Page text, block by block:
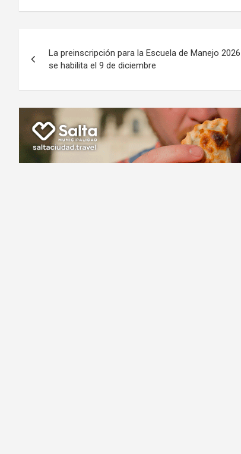
ce
o
o
k
tt at
A
p
p
e
a
m
ail ail h
o
ail
se
g
de
entradas
La preinscripción para la Escuela de Manejo 2026
se habilita el 9 de diciembre